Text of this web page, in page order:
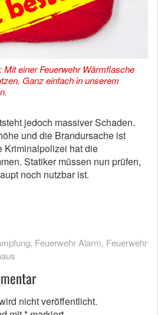
Mit einer Feuerwehr Wärmflasche
Ganz einfach in unserem
jedoch massiver Schaden.
und die Brandursache ist
Kriminalpolizei hat die
Statiker müssen nun prüfen,
noch nutzbar ist.
, Feuerwehr Alarm, Feuerwehr
nicht veröffentlicht.